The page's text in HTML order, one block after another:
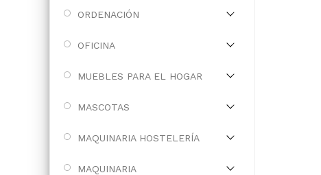
ORDENACIÓN
OFICINA
MUEBLES PARA EL HOGAR
MASCOTAS
MAQUINARIA HOSTELERÍA
MAQUINARIA